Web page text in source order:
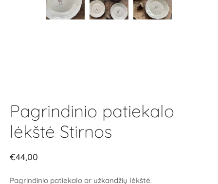
Pagrindinio patiekalo
lėkštė Stirnos
€44,00
Pagrindinio patiekalo ar užkandžių lėkštė.